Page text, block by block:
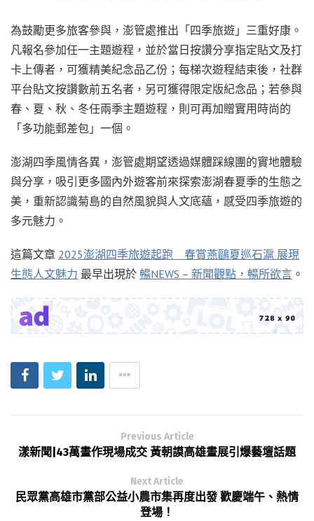
為鼓勵更多旅客參與，澎管處推出「四季旅遊」三重好康。
凡報名參加任一主題遊程，並於當日按讚分享指定貼文及打
卡上傳者，可獲精美紀念品乙份；每梯次遊程結束後，社群
平台貼文按讚數前五名者，另可獲得限定版紀念品；若參與
春、夏、秋、冬任兩季主題遊程，則可再加贈實用時尚的
「多功能郵差包」一個。
澎湖四季風情各異，澎管處期望透過媒體踩線團的實地體驗
與分享，吸引更多國內外遊客前來探索澎湖春夏季的生態之
美，重新認識菊島的自然風貌與人文底蘊，感受四季旅遊的
多元魅力。
這篇文章 2025澎湖四季旅遊起跑 春賞燕鷗夏巡石滬 展現
生態人文魅力 最早出現於 暢NEWS – 新聞觀點，暢所欲言 。
Previous Article
漾新聞|43萬畫作現場成交 黃朝謨高雄畫展引爆藝壇話題
Next Article
民眾黨高雄市黨部公益小農市集再度出發 歡慶端午、熱情
登場！